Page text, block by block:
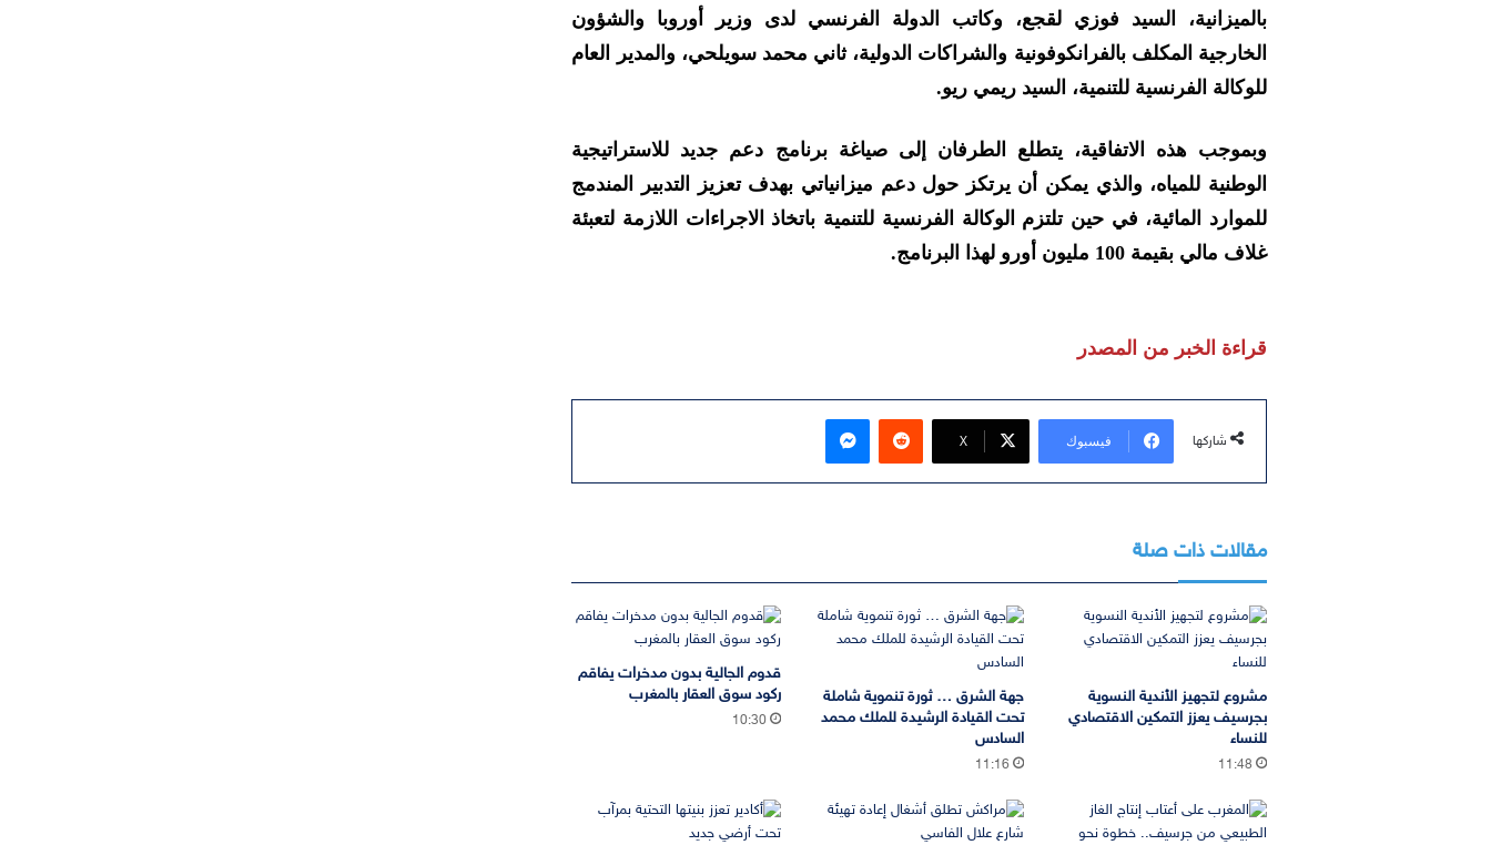
بالميزانية، السيد فوزي لقجع، وكاتب الدولة الفرنسي لدى وزير أوروبا والشؤون
الخارجية المكلف بالفرانكوفونية والشراكات الدولية، ثاني محمد سويلحي، والمدير العام
للوكالة الفرنسية للتنمية، السيد ريمي ريو.
وبموجب هذه الاتفاقية، يتطلع الطرفان إلى صياغة برنامج دعم جديد للاستراتيجية
الوطنية للمياه، والذي يمكن أن يرتكز حول دعم ميزانياتي بهدف تعزيز التدبير المندمج
للموارد المائية، في حين تلتزم الوكالة الفرنسية للتنمية باتخاذ الاجراءات اللازمة لتعبئة
غلاف مالي بقيمة 100 مليون أورو لهذا البرنامج.
قراءة الخبر من المصدر
شاركها فيسبوك ‫X
ماسنجر
مقالات ذات صلة
مشروع لتجهيز الأندية النسوية
بجرسيف يعزز التمكين الاقتصادي
للنساء
11:48
جهة الشرق … ثورة تنموية شاملة
تحت القيادة الرشيدة للملك محمد
السادس
11:16
قدوم الجالية بدون مدخرات يفاقم
ركود سوق العقار بالمغرب
10:30